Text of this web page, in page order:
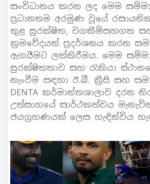
සංවිධානය කරන ලද මෙම
ප්‍රධානතම අරමුණ වූයේ රසායනික
තුළ සුරක්ෂිත, වගකීම්සහගත
ක්‍රමවේදයන් ප්‍රදර්ශනය කරන
ඇගයීමට ලක්කිරීමය. මෙම
සුරක්ෂිතතාව සහ රැකියා
නැංවීම සඳහා ඊ.බී. ක්‍රීසි සහ
DENTA කර්මාන්තශාලාව දරන
උත්සාහයේ සාර්ථකත්වය
ජයග්‍රහණයක් ලෙස හැඳින්විය